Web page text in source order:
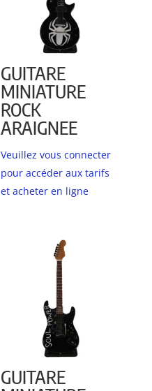
GUITARE
MINIATURE
ROCK
ARAIGNEE
Veuillez vous connecter
pour accéder aux tarifs
et acheter en ligne
GUITARE